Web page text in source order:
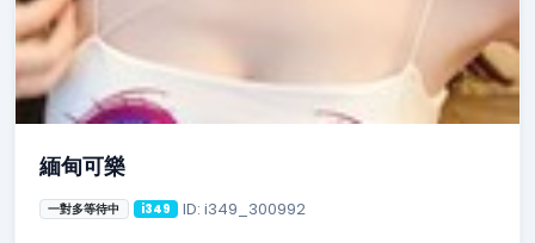
緬甸可樂
一對多等待中 i349 ID: i349_300992